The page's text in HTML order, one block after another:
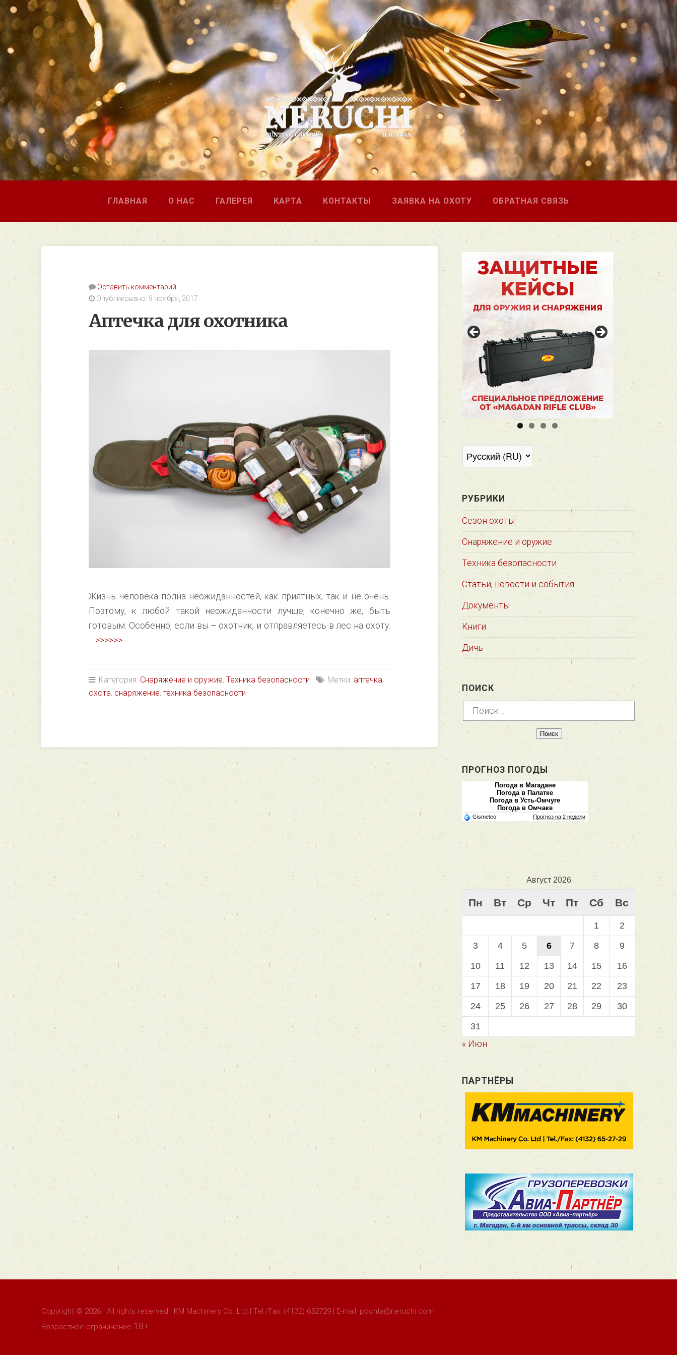
ГЛАВНАЯ О НАС ГАЛЕРЕЯ КАРТА КОНТАКТЫ ЗАЯВКА НА ОХОТУ ОБРАТНАЯ СВЯЗЬ
Оставить комментарий
Опубликовано: 9 ноября, 2017
Аптечка для охотника
Жизнь человека полна неожиданностей, как приятных, так и не очень.
Поэтому, к любой такой неожиданности лучше, конечно же, быть
готовым. Особенно, если вы – охотник, и отправляетесь в лес на охоту.
... >>>>>>
Категория: Снаряжение и оружие,Техника безопасности Метки: аптечка,
охота, снаряжение,техника безопасности
РУБРИКИ
Сезон охоты
Снаряжение и оружие
Техника безопасности
Статьи, новости и события
Документы
Книги
Дичь
ПОИСК
Найти:
ПРОГНОЗ ПОГОДЫ
Погода в Магадане
Погода в Палатке
Погода в Усть-Омчуге
Погода в Омчаке
Gismeteo Прогноз на 2 недели
Август 2026
Пн Вт Ср Чт Пт Сб Вс
1
2
3
4 5 6 7 8
9
10
11 12 13 14 15
16
17
18 19 20 21 22
23
24
25 26 27 28 29
30
31
« Июн
ПАРТНЁРЫ
Copyright © 2026 · All rights reserved | KM Machinery Co. Ltd | Tel./Fax: (4132) 652729 | E-mail: pochta@neruchi.com ·
Возрастное ограничение 18+